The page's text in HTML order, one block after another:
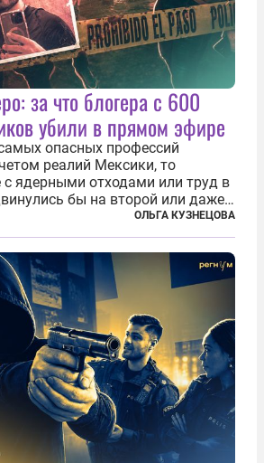
за что блогера с 600
убили в прямом эфире
опасных профессий
реалий Мексики, то
с ядерными отходами или труд в
бы на второй или даже
блогерам, журналистам и
бы выйти вперед. В
штата Синалоа, прямо во...
ОЛЬГА КУЗНЕЦОВА